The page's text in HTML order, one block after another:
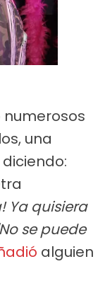
una
diciendo:
Ya quisiera
se puede
alguien